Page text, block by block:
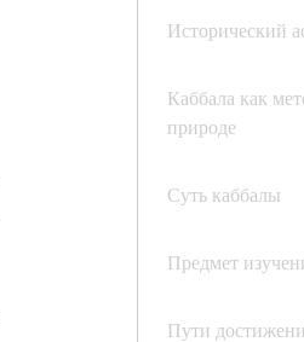
Исторический
Каббала как
природе
Суть каббалы
Предмет
Пути